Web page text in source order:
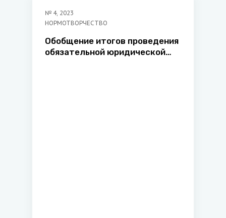
№ 4, 2023
НОРМОТВОРЧЕСТВО
Обобщение итогов проведения
обязательной юридической